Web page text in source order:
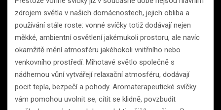
zdrojem světla v našich domácnostech, jejich obliba a
používání stále roste: vonné svíčky totiž dodávají nejen
měkké, ambientní osvětlení jakémukoli prostoru, ale navíc
okamžitě mění atmosféru jakéhokoli vnitřního nebo
venkovního prostředí. Mihotavé světlo společně s
nádhernou vůní vytvářejí relaxační atmosféru, dodávají
pocit tepla, bezpečí a pohody. Aromaterapeutické svíčky
vám pomohou uvolnit se, cítit se klidně, povzbudit